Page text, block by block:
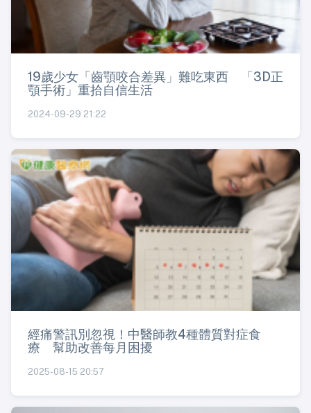
19歲少女「齒顎咬合差異」難吃東西 「3D正
顎手術」重拾自信生活
2024-09-29 21:22
經痛警訊別忽視！中醫師教4種體質對症食
療 幫助改善每月困擾
2025-08-15 20:57